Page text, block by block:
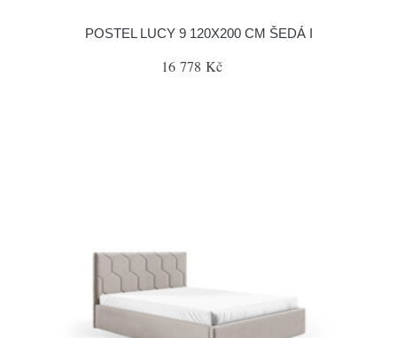
POSTEL LUCY 9 120X200 CM ŠEDÁ I
16 778 Kč